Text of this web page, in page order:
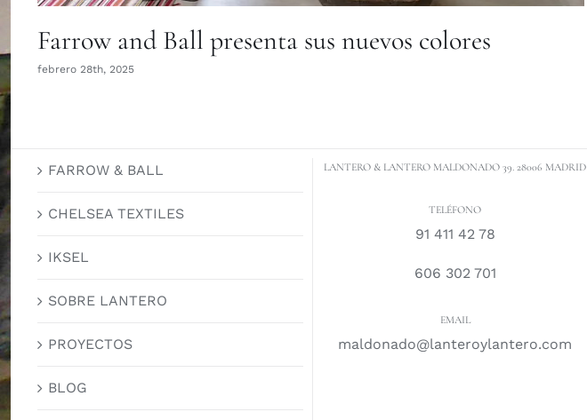
Farrow and Ball presenta sus nuevos colores
febrero 28th, 2025
FARROW & BALL
CHELSEA TEXTILES
IKSEL
SOBRE LANTERO
PROYECTOS
BLOG
LANTERO & LANTERO MALDONADO 39. 28006 MADRID
TELÉFONO
91 411 42 78
606 302 701
EMAIL
maldonado@lanteroylantero.com